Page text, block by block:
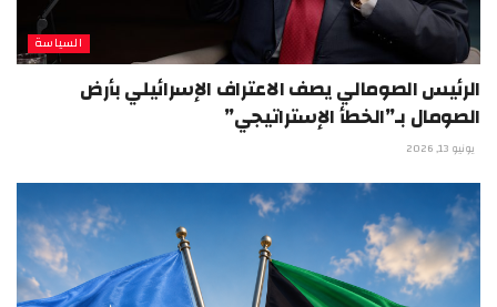
السياسة
الرئيس الصومالي يصف الاعتراف الإسرائيلي بأرض
الصومال بـ”الخطأ الإستراتيجي”
يونيو 13, 2026